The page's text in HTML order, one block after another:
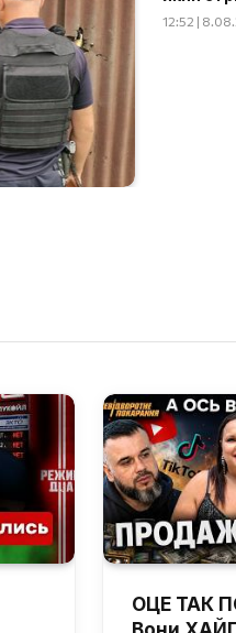
12:52 |
ОЦЕ ТАК